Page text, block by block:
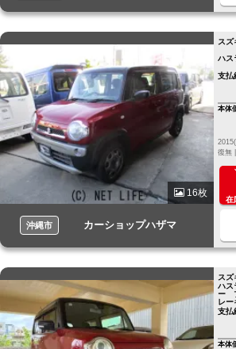
16枚
沖縄市 カーショップハザマ
スズ
ハス
支払
本体
復無 |
在
スズ
ハス
ー
レ
リ
ナビ
支払
本体